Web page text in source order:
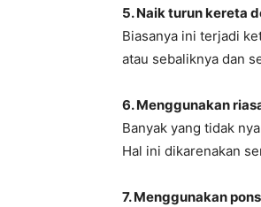
5. Naik turun kereta
Biasanya ini terjadi
atau sebaliknya dan
6. Menggunakan
Banyak yang tidak
Hal ini dikarenakan
7. Menggunakan